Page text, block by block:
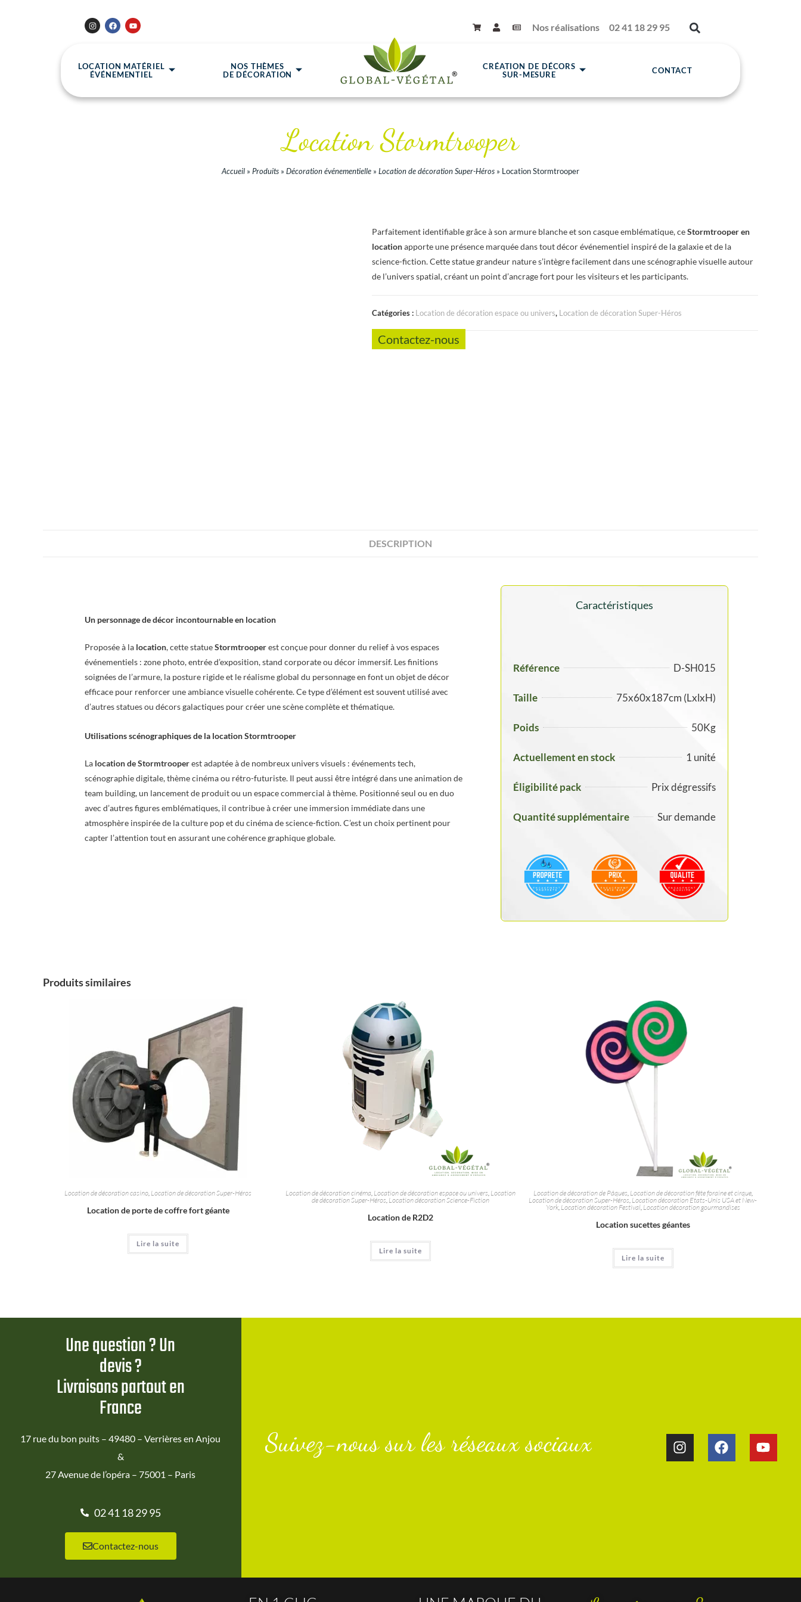
Nos réalisations 02 41 18 29 95
LOCATION MATÉRIEL
ÉVÉNEMENTIEL
NOS THÈMES
DE DÉCORATION
CRÉATION DE DÉCORS
SUR-MESURE
CONTACT
Location Stormtrooper
Accueil » Produits » Décoration événementielle » Location de décoration Super-Héros » Location Stormtrooper
Parfaitement identifiable grâce à son armure blanche et son casque emblématique, ceStormtrooper en
locationapporte une présence marquée dans tout décor événementiel inspiré de la galaxie et de la
science-fiction. Cette statue grandeur nature s’intègre facilement dans une scénographie visuelle autour
de l’univers spatial, créant un point d’ancrage fort pour les visiteurs et les participants.
Catégories : Location de décoration espace ou univers, Location de décoration Super-Héros
Contactez-nous
DESCRIPTION
Un personnage de décor incontournable en location
Proposée à la location, cette statueStormtrooperest conçue pour donner du relief à vos espaces
événementiels : zone photo, entrée d’exposition, stand corporate ou décor immersif. Les finitions
soignées de l’armure, la posture rigide et le réalisme global du personnage en font un objet de décor
efficace pour renforcer une ambiance visuelle cohérente. Ce type d’élément est souvent utilisé avec
d’autres statues ou décors galactiques pour créer une scène complète et thématique.
Utilisations scénographiques de la location Stormtrooper
La location de Stormtrooperest adaptée à de nombreux univers visuels : événements tech,
scénographie digitale, thème cinéma ou rétro-futuriste. Il peut aussi être intégré dans une animation de
team building, un lancement de produit ou un espace commercial à thème. Positionné seul ou en duo
avec d’autres figures emblématiques, il contribue à créer une immersion immédiate dans une
atmosphère inspirée de la culture pop et du cinéma de science-fiction. C’est un choix pertinent pour
capter l’attention tout en assurant une cohérence graphique globale.
Caractéristiques
Référence D-SH015
Taille 75x60x187cm (LxlxH)
Poids 50Kg
Actuellement en stock 1 unité
Éligibilité pack Prix dégressifs
Quantité supplémentaire Sur demande
Produits similaires
Location de décoration casino, Location de décoration Super-Héros
Location de porte de coffre fort géante
Lire la suite
Location de décoration cinéma, Location de décoration espace ou univers, Location
de décoration Super-Héros, Location décoration Science-Fiction
Location de R2D2
Lire la suite
Location de décoration de Pâques, Location de décoration fête foraine et cirque,
Location de décoration Super-Héros, Location décoration Etats-Unis USA et New-
York, Location décoration Festival, Location décoration gourmandises
Location sucettes géantes
Lire la suite
Une question ? Un
devis ?
Livraisons partout en
France
17 rue du bon puits – 49480 – Verrières en Anjou
&
27 Avenue de l’opéra – 75001 – Paris
02 41 18 29 95
Contactez-nous
Suivez-nous sur les réseaux sociaux​